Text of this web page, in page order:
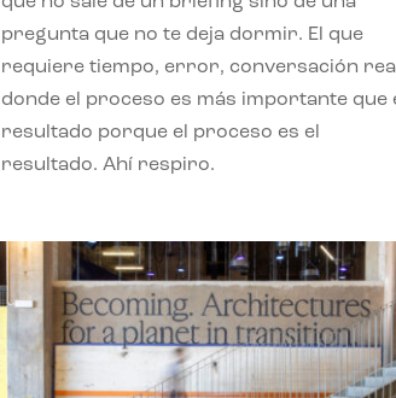
pregunta que no te deja dormir. El que
requiere tiempo, error, conversación
donde el proceso es más importante que
resultado porque el proceso es el
resultado. Ahí respiro.